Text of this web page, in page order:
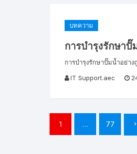
บทความ
การบำรุงรักษา
การบำรุงรักษาปั๊มน้ำอย่า
IT Support.aec
Posts
pagination
1 … 77